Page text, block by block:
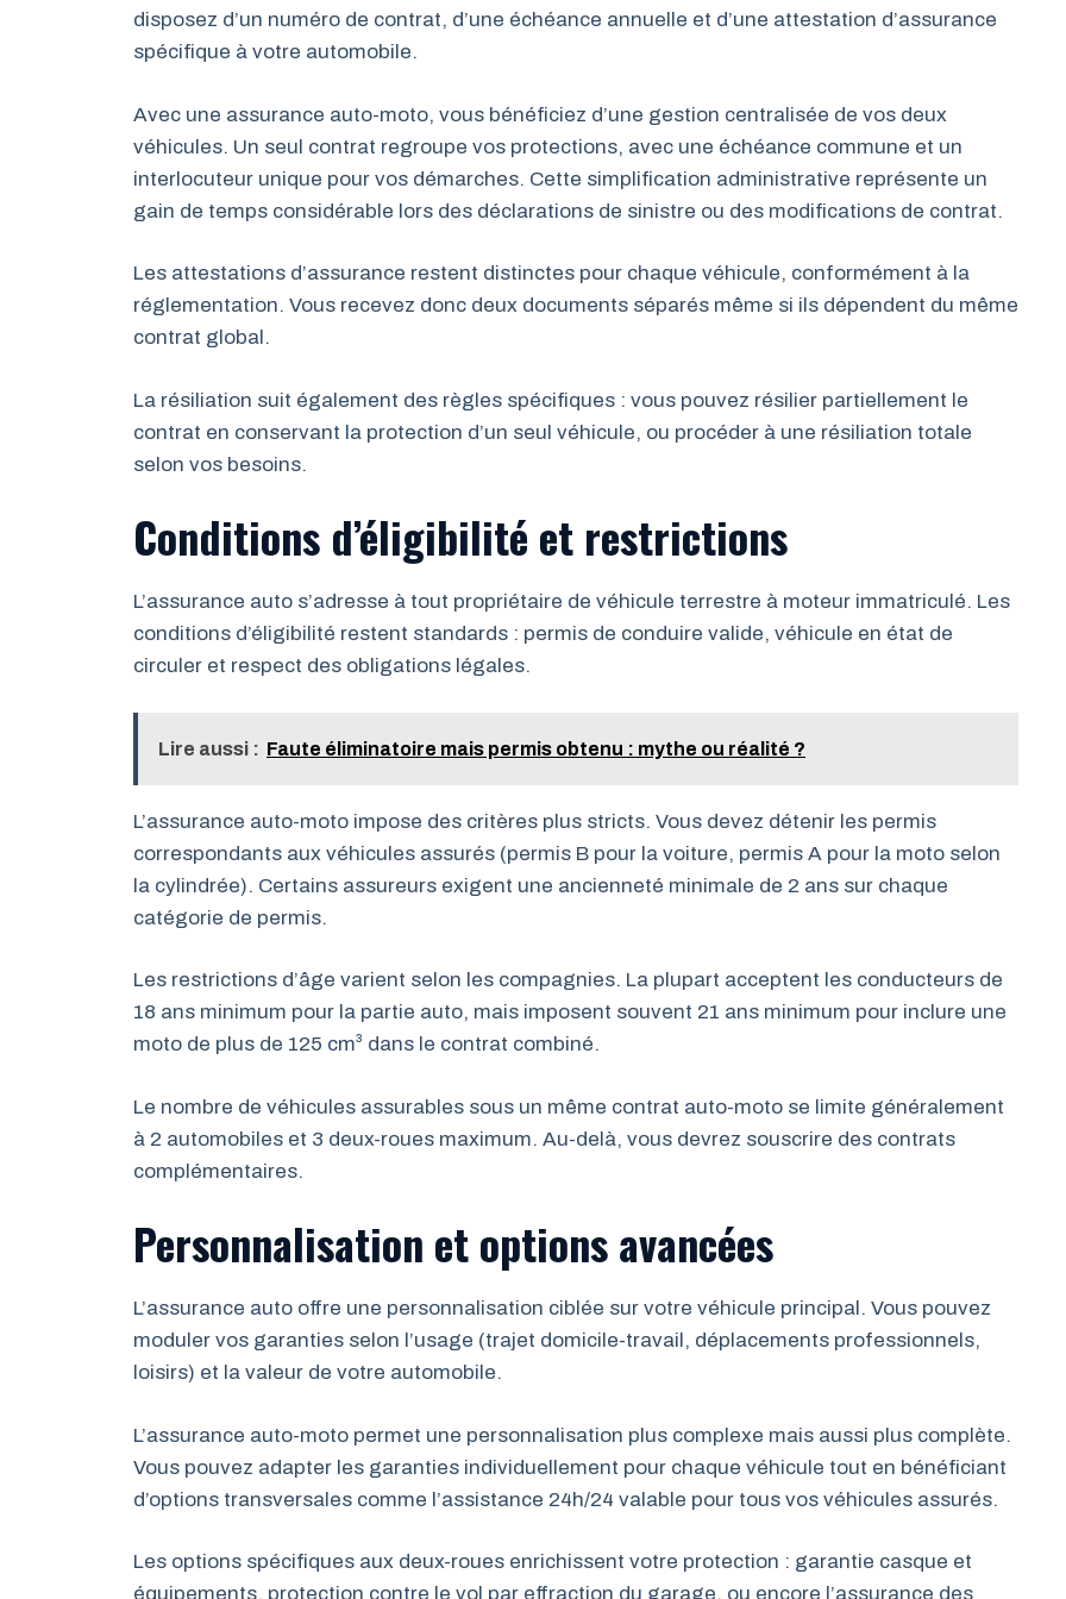
disposez d’un numéro de contrat, d’une échéance annuelle et d’une attestation d’assurance
spécifique à votre automobile.
Avec une assurance auto-moto, vous bénéficiez d’une gestion centralisée de vos deux
véhicules. Un seul contrat regroupe vos protections, avec une échéance commune et un
interlocuteur unique pour vos démarches. Cette simplification administrative représente un
gain de temps considérable lors des déclarations de sinistre ou des modifications de contrat.
Les attestations d’assurance restent distinctes pour chaque véhicule, conformément à la
réglementation. Vous recevez donc deux documents séparés même si ils dépendent du même
contrat global.
La résiliation suit également des règles spécifiques : vous pouvez résilier partiellement le
contrat en conservant la protection d’un seul véhicule, ou procéder à une résiliation totale
selon vos besoins.
Conditions d’éligibilité et restrictions
L’assurance auto s’adresse à tout propriétaire de véhicule terrestre à moteur immatriculé. Les
conditions d’éligibilité restent standards : permis de conduire valide, véhicule en état de
circuler et respect des obligations légales.
Lire aussi : Faute éliminatoire mais permis obtenu : mythe ou réalité ?
L’assurance auto-moto impose des critères plus stricts. Vous devez détenir les permis
correspondants aux véhicules assurés (permis B pour la voiture, permis A pour la moto selon
la cylindrée). Certains assureurs exigent une ancienneté minimale de 2 ans sur chaque
catégorie de permis.
Les restrictions d’âge varient selon les compagnies. La plupart acceptent les conducteurs de
18 ans minimum pour la partie auto, mais imposent souvent 21 ans minimum pour inclure une
moto de plus de 125 cm³ dans le contrat combiné.
Le nombre de véhicules assurables sous un même contrat auto-moto se limite généralement
à 2 automobiles et 3 deux-roues maximum. Au-delà, vous devrez souscrire des contrats
complémentaires.
Personnalisation et options avancées
L’assurance auto offre une personnalisation ciblée sur votre véhicule principal. Vous pouvez
moduler vos garanties selon l’usage (trajet domicile-travail, déplacements professionnels,
loisirs) et la valeur de votre automobile.
L’assurance auto-moto permet une personnalisation plus complexe mais aussi plus complète.
Vous pouvez adapter les garanties individuellement pour chaque véhicule tout en bénéficiant
d’options transversales comme l’assistance 24h/24 valable pour tous vos véhicules assurés.
Les options spécifiques aux deux-roues enrichissent votre protection : garantie casque et
équipements, protection contre le vol par effraction du garage, ou encore l’assurance des